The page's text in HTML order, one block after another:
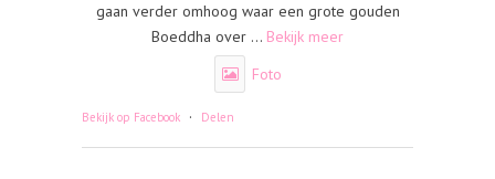
gaan verder omhoog waar een grote gouden
Boeddha over ... Bekijk meer
Foto
Bekijk op Facebook · Delen